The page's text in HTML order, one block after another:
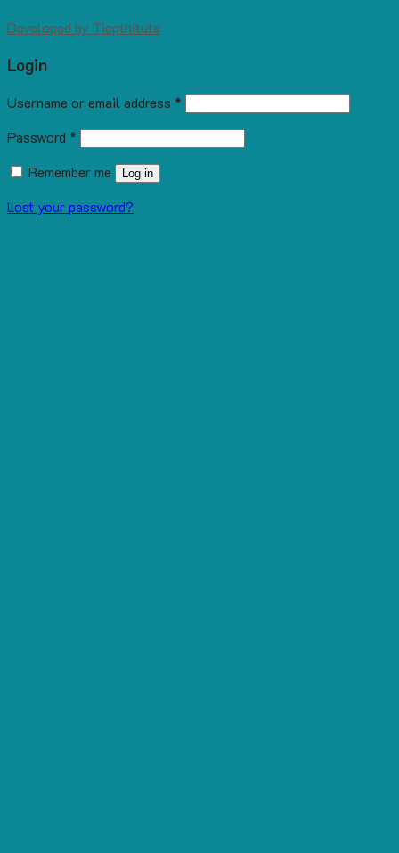
Developed by Tiepthitute
Login
Username or email address *
Password *
Remember me
Log in
Lost your password?